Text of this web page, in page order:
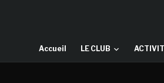
Accueil LE CLUB